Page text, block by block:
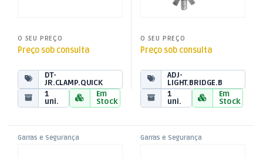
O SEU PREÇO
Preço sob consulta
DT-
JR.CLAMP.QUICK
1
uni.
Em
Stock
O SEU PREÇO
Preço sob consulta
ADJ-
LIGHT.BRIDGE.B
1
uni.
Em
Stock
Garras e Segurança
Garras e Segurança